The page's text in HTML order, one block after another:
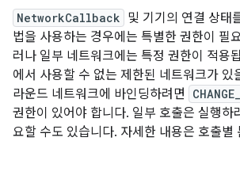
NetworkCallback 및 기기의 연결 상태
법을 사용하는 경우에는 특별한 권한이 필
러나 일부 네트워크에는 특정 권한이 적용
에서 사용할 수 없는 제한된 네트워크가 있
라운드 네트워크에 바인딩하려면
권한이 있어야 합니다. 일부 호출은 실행하
요할 수도 있습니다. 자세한 내용은 호출별